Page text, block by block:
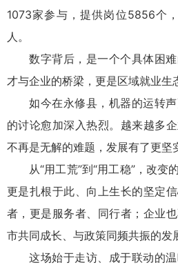
1073家参与，提供岗位5856个
人。
数字背后，是一个个具体困
才与企业的桥梁，更是区域就业生
如今在永修县，机器的运转
的讨论愈加深入热烈。越来越多
不再是无解的难题，发展有了更坚
从“用工荒”到“用工稳”，改变
更是扎根于此、向上生长的坚定
者，更是服务者、同行者；企业
市共同成长、与政策同频共振的发
这场始于走访、成于联动的